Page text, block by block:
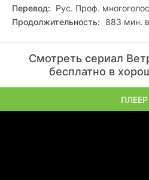
Перевод:
Рус. Проф.
Продолжительность:
883 мин.
Смотреть сериал
бесплатно в
ПЛЕЕР